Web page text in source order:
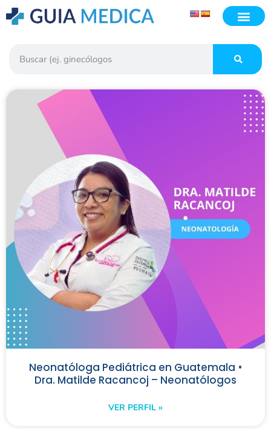
Neonatóloga Pediátrica en Guatemala •
Dra. Matilde Racancoj – Neonatólogos
VER PERFIL »